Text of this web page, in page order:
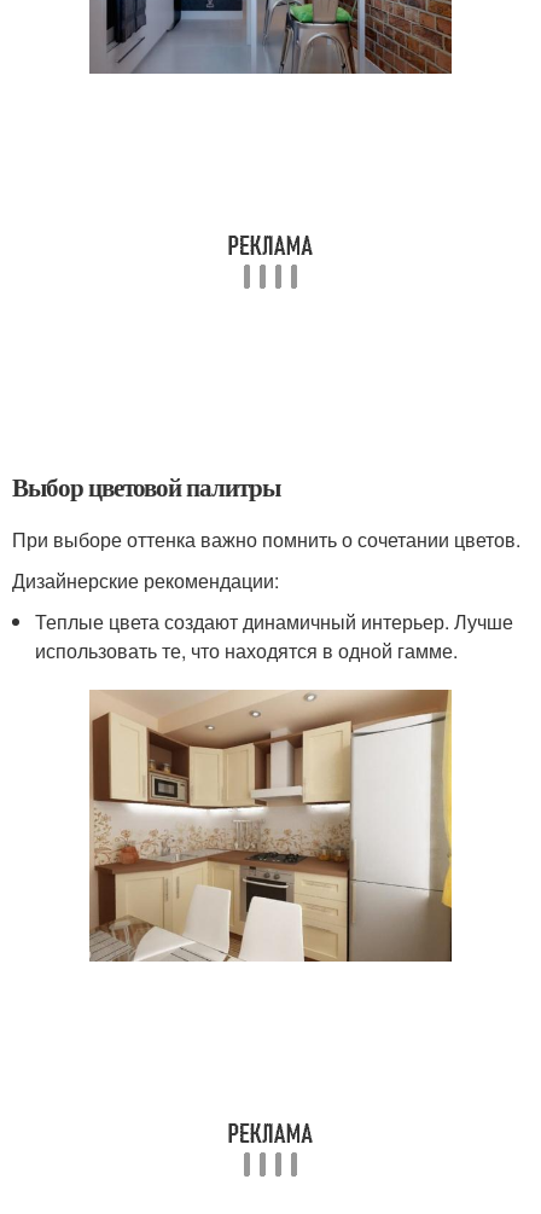
Выбор цветовой палитры
При выборе оттенка важно помнить о сочетании цветов.
Дизайнерские рекомендации:
Теплые цвета создают динамичный интерьер. Лучше
использовать те, что находятся в одной гамме.